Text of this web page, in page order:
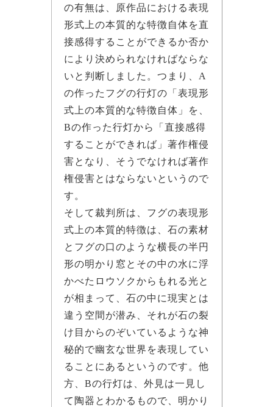
の有無は、原作品における表現
形式上の本質的な特徴自体を直
接感得することができるか否か
により決められなければならな
いと判断しました。つまり、A
の作ったフグの行灯の「表現形
式上の本質的な特徴自体」を、
Bの作った行灯から「直接感得
することができれば」著作権侵
害となり、そうでなければ著作
権侵害とはならないというので
す。
そして裁判所は、フグの表現形
式上の本質的特徴は、石の素材
とフグの口のような横長の半円
形の明かり窓とその中の水に浮
かべたロウソクからもれる光と
が相まって、石の中に現実とは
違う空間が潜み、それが石の裂
け目からのぞいているような神
秘的で幽玄な世界を表現してい
ることにあるというのです。他
方、Bの行灯は、外見は一見し
て陶器とわかるもので、明かり